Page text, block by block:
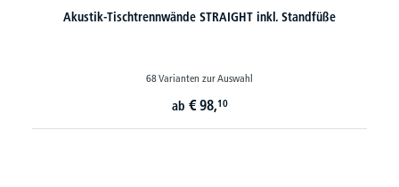
Akustik-Tischtrennwände STRAIGHT inkl. Standfüße
68 Varianten zur Auswahl
ab € 98,10